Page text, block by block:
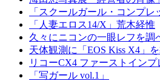
「スクールガール・コンプレ
「人妻エロス14/X」荒木経惟
久々にニコンの一眼レフを調
天体観測に「EOS Kiss X4」
リコーCX4 ファーストインプ
「写ガール vol.1」